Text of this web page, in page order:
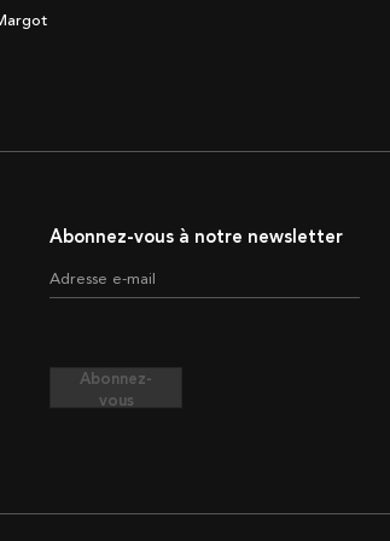
Abonnez-vous à notre newsletter
Adresse e-mail
Abonnez-
vous